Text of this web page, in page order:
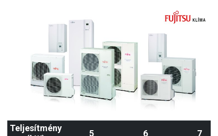
Teljesítmény
5 6 7